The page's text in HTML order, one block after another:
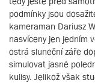
podmínky jsou
kameraman Dariusz
nasvíceny jen jedním
ostrá sluneční záře
simulovat jasné
kulisy. Jelikož však